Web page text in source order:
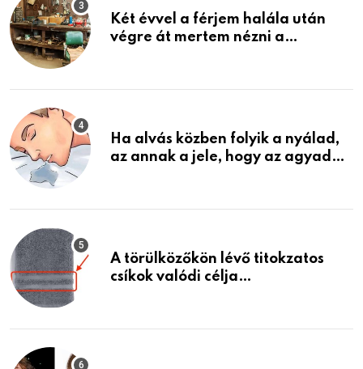
Két évvel a férjem halála után
végre át mertem nézni a
életemet
Ha alvás közben folyik a nyálad,
az annak a jele, hogy az agyad…
A törülközőkön lévő titokzatos
csíkok valódi célja…